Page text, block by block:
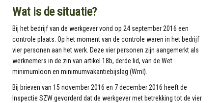
Wat is de situatie?
Bij het bedrijf van de werkgever vond op 24 september 2016 een
controle plaats. Op het moment van de controle waren in het bedrijf
vier personen aan het werk. Deze vier personen zijn aangemerkt als
werknemers in de zin van artikel 18b, derde lid, van de Wet
minimumloon en minimumvakantiebijslag (Wml).
Bij brieven van 15 november 2016 en 7 december 2016 heeft de
Inspectie SZW gevorderd dat de werkgever met betrekking tot de vier